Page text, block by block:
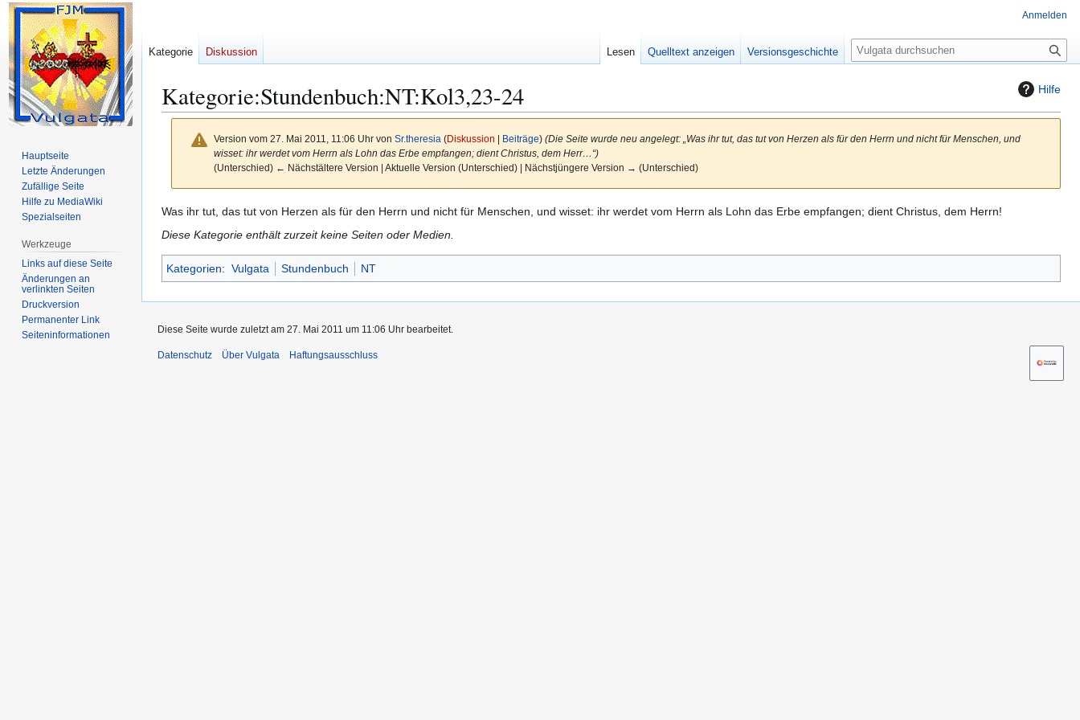
Hilfe
Kategorie:Stundenbuch:NT:Kol3,23-24
Version vom 27. Mai 2011, 11:06 Uhr von Sr.theresia (Diskussion Beiträge) (Die Seite wurde neu angelegt: „Was ihr tut, das tut von Herzen als für den Herrn und nicht für Menschen, und
wisset: ihr werdet vom Herrn als Lohn das Erbe empfangen; dient Christus, dem Herr…“)
(Unterschied) ← Nächstältere Version | Aktuelle Version (Unterschied) | Nächstjüngere Version → (Unterschied)
Zur
Navigation
Zur
Suche
Was ihr tut, das tut von Herzen als für den Herrn und nicht für Menschen, und wisset: ihr werdet vom Herrn als Lohn das Erbe empfangen; dient Christus, dem Herrn!
Diese Kategorie enthält zurzeit keine Seiten oder Medien.
Kategorien: Vulgata Stundenbuch NT
Anmelden
Kategorie Diskussion Lesen Quelltext anzeigen Versionsgeschichte
S
u
e
Hauptseite
Letzte Änderungen
Zufällige Seite
Hilfe zu MediaWiki
Spezialseiten
Werkzeuge
Links auf diese Seite
Änderungen an
verlinkten Seiten
Druckversion
Permanenter Link
Seiten­­informationen
Diese Seite wurde zuletzt am 27. Mai 2011 um 11:06 Uhr bearbeitet.
Datenschutz Über Vulgata Haftungsausschluss